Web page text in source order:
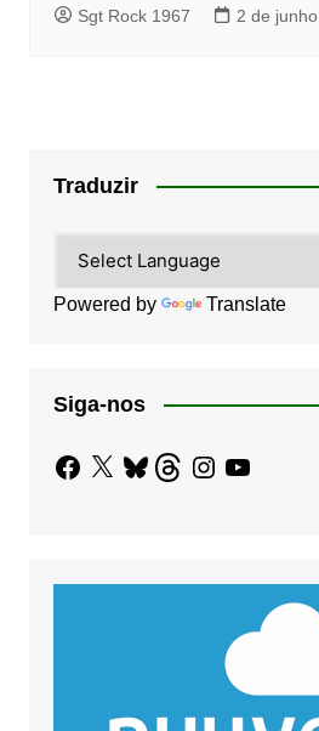
Sgt Rock 1967 2 de
Traduzir
Powered by Translate
Siga-nos
Facebook
X BlueskyThreadsInstagram
YouTube